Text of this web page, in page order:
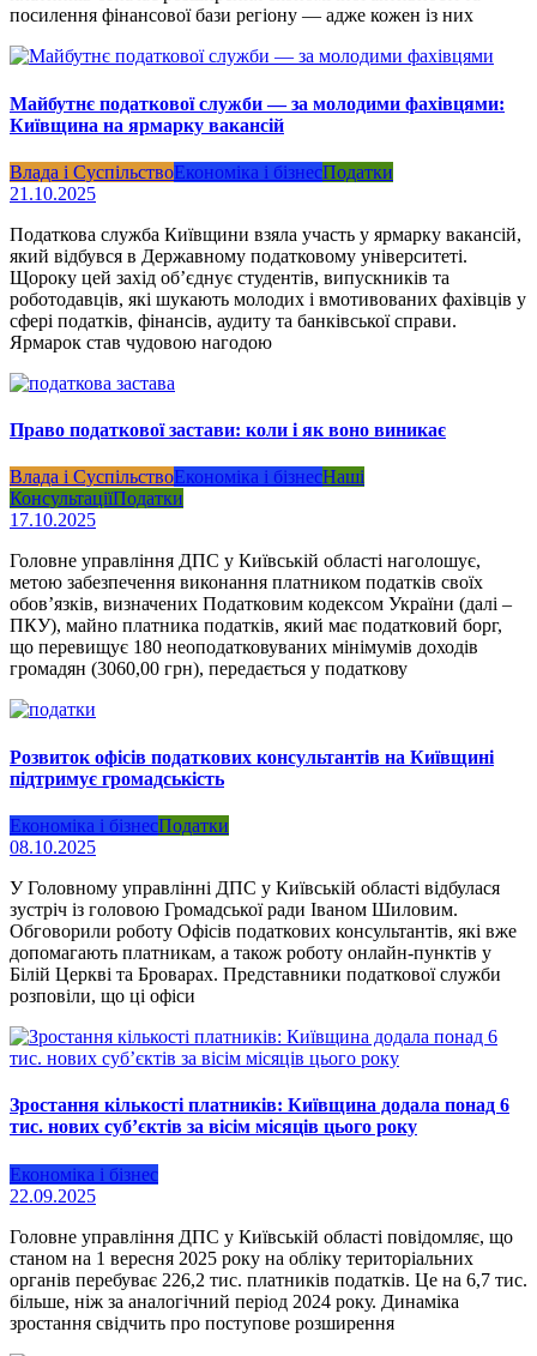
посилення фінансової бази регіону — адже кожен із них
Майбутнє податкової служби — за молодими фахівцями:
Київщина на ярмарку вакансій
Влада і СуспільствоЕкономіка і бізнесПодатки
21.10.2025
Податкова служба Київщини взяла участь у ярмарку вакансій,
який відбувся в Державному податковому університеті.
Щороку цей захід об’єднує студентів, випускників та
роботодавців, які шукають молодих і вмотивованих фахівців у
сфері податків, фінансів, аудиту та банківської справи.
Ярмарок став чудовою нагодою
Право податкової застави: коли і як воно виникає
Влада і СуспільствоЕкономіка і бізнесНаші
КонсультаціїПодатки
17.10.2025
Головне управління ДПС у Київській області наголошує,
метою забезпечення виконання платником податків своїх
обов’язків, визначених Податковим кодексом України (далі –
ПКУ), майно платника податків, який має податковий борг,
що перевищує 180 неоподатковуваних мінімумів доходів
громадян (3060,00 грн), передається у податкову
Розвиток офісів податкових консультантів на Київщині
підтримує громадськість
Економіка і бізнесПодатки
08.10.2025
У Головному управлінні ДПС у Київській області відбулася
зустріч із головою Громадської ради Іваном Шиловим.
Обговорили роботу Офісів податкових консультантів, які вже
допомагають платникам, а також роботу онлайн-пунктів у
Білій Церкві та Броварах. Представники податкової служби
розповіли, що ці офіси
Зростання кількості платників: Київщина додала понад 6
тис. нових суб’єктів за вісім місяців цього року
Економіка і бізнес
22.09.2025
Головне управління ДПС у Київській області повідомляє, що
станом на 1 вересня 2025 року на обліку територіальних
органів перебуває 226,2 тис. платників податків. Це на 6,7 тис.
більше, ніж за аналогічний період 2024 року. Динаміка
зростання свідчить про поступове розширення